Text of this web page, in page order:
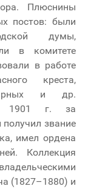
Плюснины
постов: были
думы,
в комитете
в работе
креста,
и др.
В 1901 г. за
звание
имел ордена
Коллекция
(1827–1880) и